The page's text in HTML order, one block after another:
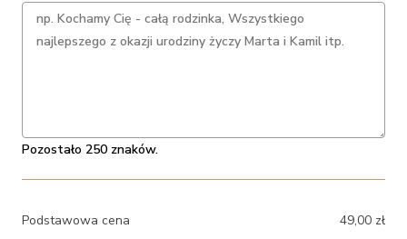
Pozostało 250 znaków.
Podstawowa cena 49,00 zł